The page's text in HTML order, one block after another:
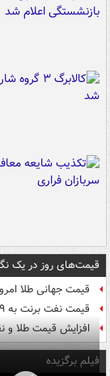
قیمت‌های روز در یک
قیمت جهانی طلا امروز ۱۵
قیمت نفت برنت به ۷۹ دلار رسید
افزایش قیمت طلا و
فیلم برگزیده